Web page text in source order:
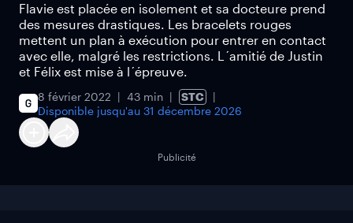
Flavie est placée en isolement et sa docteure prend
des mesures drastiques. Les bracelets rouges
mettent un plan à exécution pour entrer en contact
avec elle, malgré les restrictions. L´amitié de Justin
et Félix est mise à l´épreuve.
8 février 2022 43 min
STC
Disponible jusqu'au 31 décembre 2026
Publicité